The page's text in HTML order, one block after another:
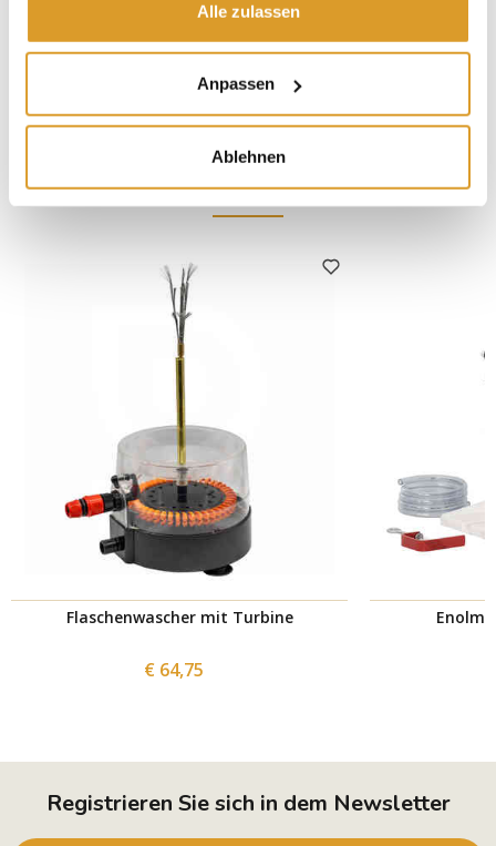
Alle zulassen
Anpassen
Ablehnen
TECHNISCHE BESCHREIBUNG
Für die korrekte Reinigung
IN VERBINDUNG STEHENDE PRODUKTE
Flaschenwascher mit Turbine
€ 64,75
Registrieren Sie sich in dem Newsletter